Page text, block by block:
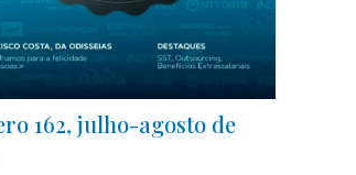
162, julho-agosto de